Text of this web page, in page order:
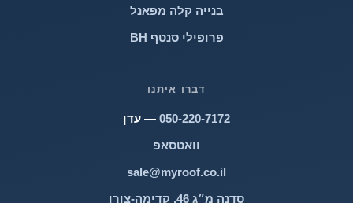
בנייה קלה מפאנל
פרופילי סנטף BH
דברו איתנו
050-220-7172 — עדן
וואטסאפ
sale@myroof.co.il
סדנה מ״ג 46, קדימה-צורן